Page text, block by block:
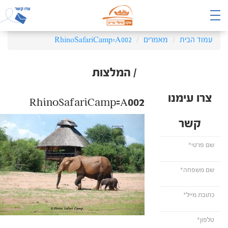
עמוד הבית מאמרים RhinoSafariCamp=A002
/ המלצות
צרו עימנו
קשר
RhinoSafariCamp=A002